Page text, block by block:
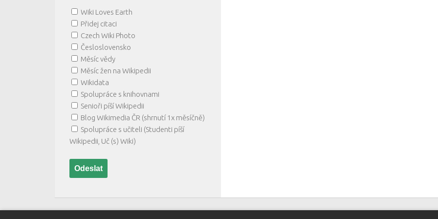
Wiki Loves Earth
Přidej citaci
Czech Wiki Photo
Česloslovensko
Měsíc vědy
Měsíc žen na Wikipedii
Wikidata
Spolupráce s knihovnami
Senioři píší Wikipedii
Blog Wikimedia ČR (shrnutí 1x měsíčně)
Spolupráce s učiteli (Studenti píší
Wikipedii, Uč (s) Wiki)